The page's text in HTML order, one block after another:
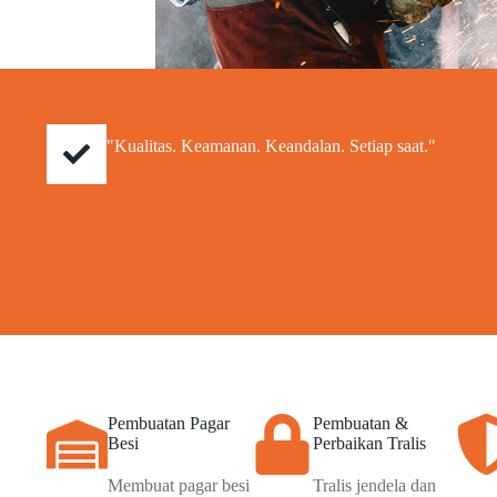
"Kualitas. Keamanan. Keandalan. Setiap saat."
Pembuatan Pagar
Besi
Membuat pagar besi
Pembuatan &
Perbaikan Tralis
Tralis jendela dan